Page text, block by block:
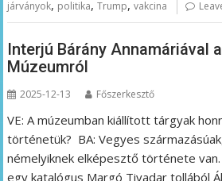
járványok, politika,Trump,vakcina
Interjú Bárány Annamáriával
Múzeumról
2025-12-13 Főszerkesztő
VE: A múzeumban kiállított tárgyak
történetük? BA: Vegyes
némelyiknek elképesztő története
egy katalógus Margó Tivadar tollából